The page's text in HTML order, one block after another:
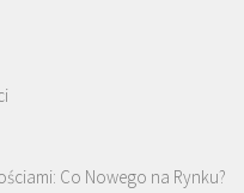
Co Nowego na Rynku?